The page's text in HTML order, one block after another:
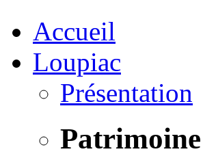
Accueil
Loupiac
Présentation
Patrimoine